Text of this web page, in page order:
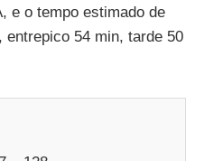
e o tempo estimado de
entrepico 54 min, tarde 50